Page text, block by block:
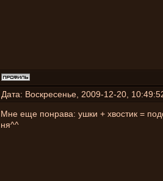
Дата: Воскресенье, 2009-12-20,
Мне еще понрава: ушки + хвостик =
ня^^